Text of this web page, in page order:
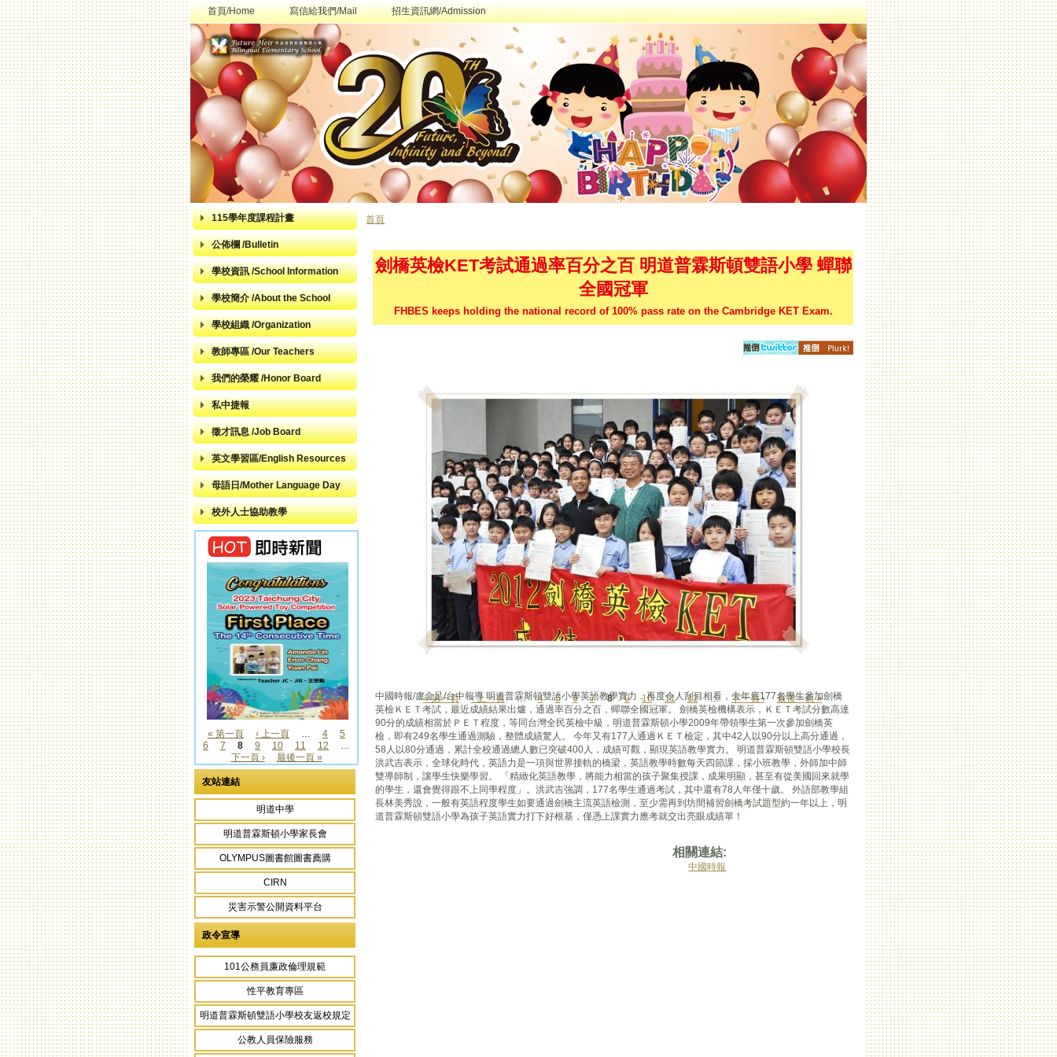
首頁/Home 寫信給我們/Mail 招生資訊網/Admission
115學年度課程計畫
公佈欄 /Bulletin
學校資訊 /School Information
學校簡介 /About the School
學校組織 /Organization
教師專區 /Our Teachers
我們的榮耀 /Honor Board
私中捷報
徵才訊息 /Job Board
英文學習區/English Resources
母語日/Mother Language Day
校外人士協助教學
頁面
« 第一頁 ‹ 上一頁 … 4
5
6
7 8 9 10 11 12
…
下一頁 ›
最後一頁 »
友站連結
明道中學
明道普霖斯頓小學家長會
OLYMPUS圖書館圖書薦購
CIRN
災害示警公開資料平台
政令宣導
101公務員廉政倫理規範
性平教育專區
明道普霖斯頓雙語小學校友返校規定
公教人員保險服務
首頁
劍橋英檢KET考試通過率百分之百 明道普霖斯頓雙語小學 蟬聯
全國冠軍
FHBES keeps holding the national record of 100% pass rate on the Cambridge KET Exam.
頁面
« 第一頁 ‹ 上一頁 … 4 5 6 7 8 9 10 11 12 … 下一頁 › 最後一頁 »
中國時報/盧金足/台中報導 明道普霖斯頓雙語小學英語教學實力，再度令人刮目相看，去年底177名學生參加劍橋
英檢ＫＥＴ考試，最近成績結果出爐，通過率百分之百，蟬聯全國冠軍。 劍橋英檢機構表示，ＫＥＴ考試分數高達
90分的成績相當於ＰＥＴ程度，等同台灣全民英檢中級，明道普霖斯頓小學2009年帶領學生第一次參加劍橋英
檢，即有249名學生通過測驗，整體成績驚人。 今年又有177人通過ＫＥＴ檢定，其中42人以90分以上高分通過，
58人以80分通過，累計全校通過總人數已突破400人，成績可觀，顯現英語教學實力。 明道普霖斯頓雙語小學校長
洪武吉表示，全球化時代，英語力是一項與世界接軌的橋梁，英語教學時數每天四節課，採小班教學，外師加中師
雙導師制，讓學生快樂學習。 「精緻化英語教學，將能力相當的孩子聚集授課，成果明顯，甚至有從美國回來就學
的學生，還會覺得跟不上同學程度」。洪武吉強調，177名學生通過考試，其中還有78人年僅十歲。 外語部教學組
長林美秀說，一般有英語程度學生如要通過劍橋主流英語檢測，至少需再到坊間補習劍橋考試題型約一年以上，明
道普霖斯頓雙語小學為孩子英語實力打下好根基，僅憑上課實力應考就交出亮眼成績單！
相關連結:
中國時報